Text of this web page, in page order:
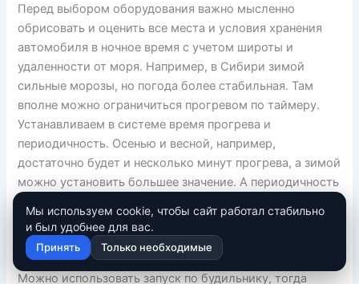
Перед выбором оборудования важно мысленно
обрисовать и оценить все места и условия хранения
автомобиля в ночное время с учетом широты и
удаленности от моря. Например, в Сибири зимой
сильные морозы, но погода более стабильная. Там
вполне можно ограничиться прогревом по таймеру.
Устанавливаем в системе время прогрева и
периодичность. Осенью и весной, например,
достаточно будет и несколько минут прогрева, а зимой
можно установить большее значение. А периодичность
соответственно, менять эти параметры, в зависимости
от температуры за бортом. В сильные морозы можно
увеличивать время прогрева и уменьшать период.
Можно использовать запуск по будильнику, тогда
Мы используем cookie, чтобы сайт работал стабильно
и был удобнее для вас.
Принять Только необходимые